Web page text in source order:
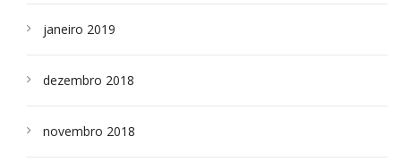
janeiro 2019
dezembro 2018
novembro 2018